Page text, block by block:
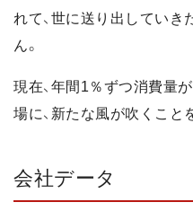
れて、世に送り出していき
ん。
現在、年間1％ずつ消費量
場に、新たな風が吹くこと
会社データ